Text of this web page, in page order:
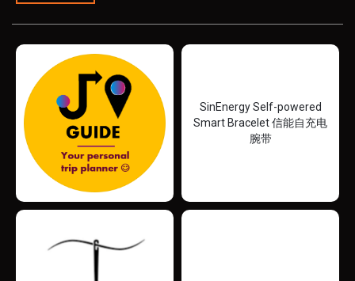
SinEnergy Self-powered
Smart Bracelet 信能自充电
腕带